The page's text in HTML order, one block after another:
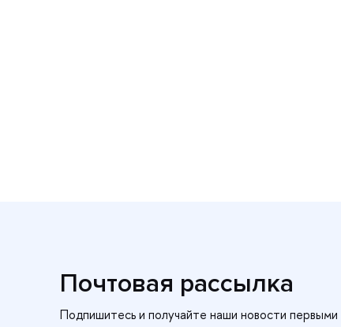
Почтовая рассылка